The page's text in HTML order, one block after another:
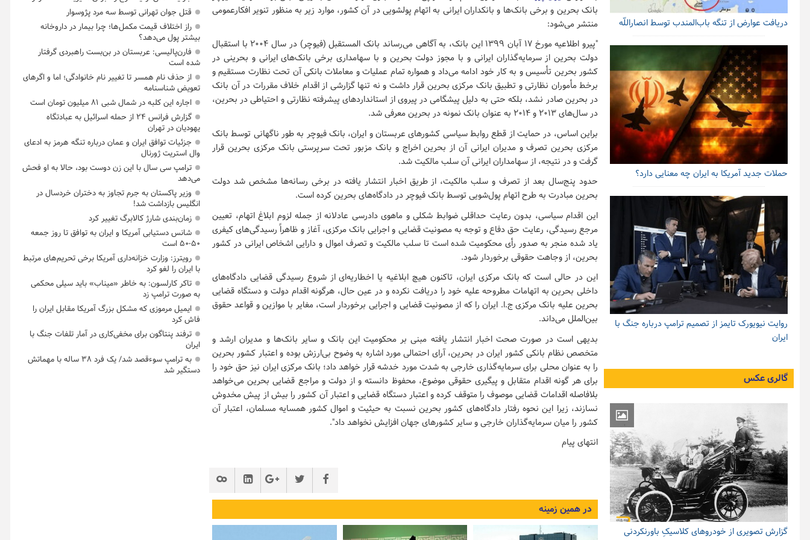
بانک بحرین و برخی بانک‌ها و بانکداران ایرانی به اتهام پولشویی در آن کشور، موارد زیر به منظور تنویر افکارعمومی
منتشر می‌شود:
"پیرو اطلاعیه مورخ ۱۷ آبان ۱۳۹۹ این بانک، به آگاهی می‌رساند بانک المستقبل (فیوچر) در سال ۲۰۰۴ با استقبال
دولت بحرین از سرمایه‌گذاران ایرانی و با مجوز دولت بحرین و با سهامداری برخی بانک‌های ایرانی و بحرینی در
کشور بحرین تأسیس و به کار خود ادامه می‌داد و همواره تمام عملیات و معاملات بانکی آن تحت نظارت مستقیم و
برخط مأموران نظارتی و تطبیق بانک مرکزی بحرین قرار داشت و نه تنها گزارشی از اقدام خلاف مقررات در آن بانک
در بحرین صادر نشد، بلکه حتی به دلیل پیشگامی در پیروی از استانداردهای پیشرفته نظارتی و احتیاطی در بحرین،
در سال‌های ۲۰۱۳ و ۲۰۱۴ به عنوان بانک نمونه در بحرین معرفی شد.
براین اساس، در حمایت از قطع روابط سیاسی کشورهای عربستان و ایران، بانک فیوچر به طور ناگهانی توسط بانک
مرکزی بحرین تصرف و مدیران ایرانی آن از بحرین اخراج و بانک مزبور تحت سرپرستی بانک مرکزی بحرین قرار
گرفت و در نتیجه، از سهامداران ایرانی آن سلب مالکیت شد.
حدود پنج‌سال بعد از تصرف و سلب مالکیت، از طریق اخبار انتشار یافته در برخی رسانه‌ها مشخص شد دولت
بحرین مبادرت به طرح اتهام پول‌شویی توسط بانک فیوچر در دادگاه‌های بحرین کرده است.
این اقدام سیاسی، بدون رعایت حداقلی ضوابط شکلی و ماهوی دادرسی عادلانه از جمله لزوم ابلاغ اتهام، تعیین
مرجع رسیدگی، رعایت حق دفاع و توجه به مصونیت قضایی و اجرایی بانک مرکزی، آغاز و ظاهراً رسیدگی‌های کیفری
یاد شده منجر به صدور رأی محکومیت شده است تا سلب مالکیت و تصرف اموال و دارایی اشخاص ایرانی در کشور
بحرین، از وجاهت حقوقی برخوردار شود.
این در حالی است که بانک مرکزی ایران، تاکنون هیچ ابلاغیه یا اخطاریه‌ای از شروع رسیدگی قضایی دادگاه‌های
داخلی بحرین به اتهامات مطروحه علیه خود را دریافت نکرده و در عین حال، هرگونه اقدام دولت و دستگاه قضایی
بحرین علیه بانک مرکزی ج.ا. ایران را که از مصونیت قضایی و اجرایی برخوردار است، مغایر با موازین و قواعد حقوق
بین‌الملل می‌داند.
بدیهی است در صورت صحت اخبار انتشار یافته مبنی بر محکومیت این بانک و سایر بانک‌ها و مدیران ارشد و
متخصص نظام بانکی کشور ایران در بحرین، آرای احتمالی مورد اشاره به وضوح بی‌ارزش‌ بوده و اعتبار کشور بحرین
را به عنوان محلی برای سرمایه‌گذاری خارجی به شدت مورد خدشه قرار خواهد داد؛ بانک مرکزی ایران نیز حق خود را
برای هر گونه اقدام متقابل و پیگیری حقوقی موضوع، محفوظ دانسته و از دولت و مراجع قضایی بحرین می‌خواهد
بلافاصله اقدامات قضایی موصوف را متوقف کرده و اعتبار دستگاه قضایی و اعتبار آن کشور را بیش از پیش مخدوش
نسازند، زیرا این نحوه رفتار دادگاه‌های کشور بحرین نسبت به حیثیت و اموال کشور همسایه مسلمان، اعتبار آن
کشور را میان سرمایه‌گذاران خارجی و سایر کشورهای جهان افزایش نخواهد داد".
انتهای پیام
در همین زمینه
دریافت عوارض از تنگه باب‌المندب توسط انصاراللّه
حملات جدید آمریکا به ایران چه معنایی دارد؟
روایت نیویورک تایمز از تصمیم ترامپ درباره جنگ با
ایران
گالری عکس
گزارش تصویری از خودروهای کلاسیکِ باورنکردنی
قتل جوان تهرانی توسط سه مرد پژوسوار
راز اختلاف قیمت مکمل‌ها؛ چرا بیمار در داروخانه
بیشتر پول می‌دهد؟
فارن‌پالیسی: عربستان در بن‌بست راهبردی گرفتار
شده است
از حذف نام همسر تا تغییر نام خانوادگی؛ اما و اگرهای
تعویض شناسنامه
اجاره این کلبه در شمال شبی ۸۱ میلیون تومان است
گزارش فرانس ۲۴ از حمله اسرائیل به عبادتگاه
یهودیان در تهران
جزئیات توافق ایران و عمان درباره تنگه هرمز به ادعای
وال استریت ژورنال
ترامپ سی سال با این زن دوست بود، حالا به او فحش
می‌دهد
وزیر پاکستان به جرم تجاوز به دختران خردسال در
انگلیس بازداشت شد!
زمان‌بندی شارژ کالابرگ تغییر کرد
شانس دستیابی آمریکا و ایران به توافق تا روز جمعه
۵۰-۵۰ است
رویترز: وزارت خزانه‌داری آمریکا برخی تحریم‌های مرتبط
با ایران را لغو کرد
تاکر کارلسون: به خاطر «میناب» باید سیلی محکمی
به صورت ترامپ زد
ایمیل مرموزی که مشکل بزرگ آمریکا مقابل ایران را
فاش کرد
ترفند پنتاگون برای مخفی‌کاری در آمار تلفات جنگ با
ایران
به ترامپ سوءقصد شد/ یک فرد ۳۸ ساله با مهماتش
دستگیر شد